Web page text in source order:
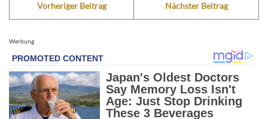
Vorheriger Beitrag Nächster Beitrag
Werbung